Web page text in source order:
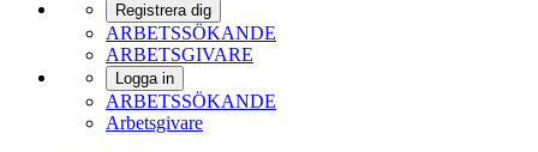
Registrera dig
ARBETSSÖKANDE
ARBETSGIVARE
Logga in
ARBETSSÖKANDE
Arbetsgivare